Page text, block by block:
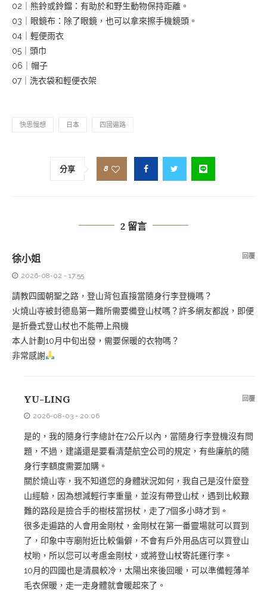
02｜熊鈴或鈴鐺：有助於和野生動物保持距離。
03｜眼鏡布：除了眼鏡，也可以拿來擦手機鏡頭。
04｜輕便雨衣
05｜頭巾
06｜帽子
07｜洗衣袋和輕便衣架
快思慢想 日本 四國遍路
分享 8
2 留言
徐小姐
2026-08-02 - 17:55
請教四國朝聖之路，登山背包直接當隨身行李登機嗎？
火燒山寺被封德島第一難所需要備登山杖嗎？許多網友都說，即便
是折疊式登山杖也不能帶上飛機
本人計劃10月中旬出發，需要保暖的衣物嗎？
非常感謝
回覆
YU-LING
2026-08-03 - 20:06
是的，我的隨身行李總計在7公斤以內，當隨身行李登機沒有問
題，不過，建議還是要看清楚航空公司的規定，有些廉航的隨
身行李額度需要加購。
關於燒山寺，我不知道您的身體狀況如何，我自己是沒什麼登
山經驗，因為想減輕行李重量，並沒有帶登山杖，遇到比較艱
難的路段是撿合手的樹枝當拐杖，走了7個多小時才到。
很多走遍路的人會用金剛杖，金剛杖在第一番靈場就可以買到
了，印象中寺廟附近比較偏僻，不會有戶外用品店可以買登山
杖喲，所以您可以考慮金剛杖，或將登山杖寄託運行李。
10月的四國也是清晨較冷，太陽出來後回暖，可以準備輕薄羊
毛衣保暖，走一走身體就會暖起來了。
回覆